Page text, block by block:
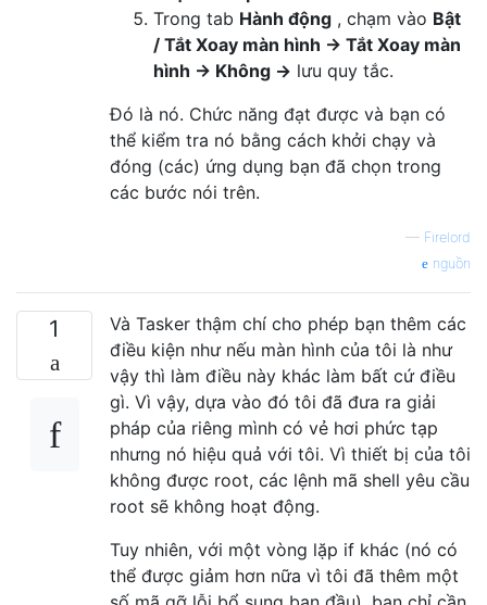
Trong tab Hành động , chạm vào Bật
/ Tắt Xoay màn hình → Tắt Xoay màn
hình → Không → lưu quy tắc.
Đó là nó. Chức năng đạt được và bạn có
thể kiểm tra nó bằng cách khởi chạy và
đóng (các) ứng dụng bạn đã chọn trong
các bước nói trên.
— Firelord
nguồn
1
Và Tasker thậm chí cho phép bạn thêm các
điều kiện như nếu màn hình của tôi là như
vậy thì làm điều này khác làm bất cứ điều
gì. Vì vậy, dựa vào đó tôi đã đưa ra giải
pháp của riêng mình có vẻ hơi phức tạp
nhưng nó hiệu quả với tôi. Vì thiết bị của tôi
không được root, các lệnh mã shell yêu cầu
root sẽ không hoạt động.
Tuy nhiên, với một vòng lặp if khác (nó có
thể được giảm hơn nữa vì tôi đã thêm một